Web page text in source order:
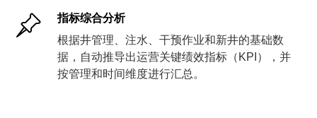
指标综合分析
根据井管理、注水、干预作业和新井的基础数
据，自动推导出运营关键绩效指标（KPI），并
按管理和时间维度进行汇总。